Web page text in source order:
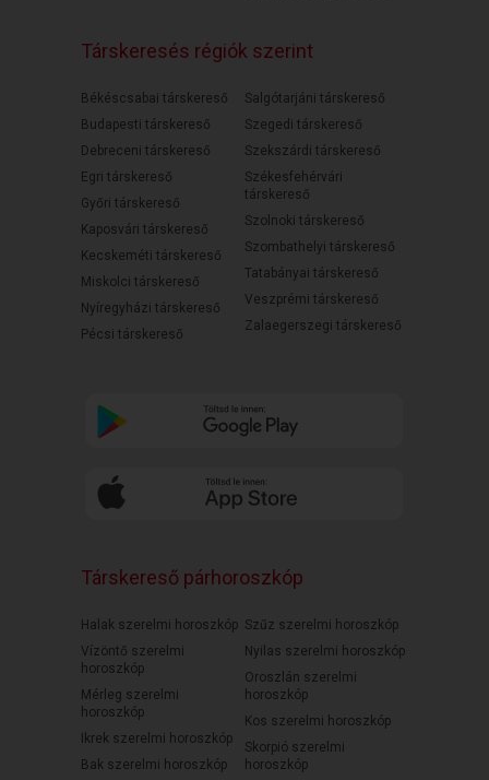
Társkeresés régiók szerint
Békéscsabai társkereső
Budapesti társkereső
Debreceni társkereső
Egri társkereső
Győri társkereső
Kaposvári társkereső
Kecskeméti társkereső
Miskolci társkereső
Nyíregyházi társkereső
Pécsi társkereső
Salgótarjáni társkereső
Szegedi társkereső
Szekszárdi társkereső
Székesfehérvári
társkereső
Szolnoki társkereső
Szombathelyi társkereső
Tatabányai társkereső
Veszprémi társkereső
Zalaegerszegi társkereső
Társkereső párhoroszkóp
Halak szerelmi horoszkóp
Vízöntő szerelmi
horoszkóp
Mérleg szerelmi
horoszkóp
Ikrek szerelmi horoszkóp
Bak szerelmi horoszkóp
Szűz szerelmi horoszkóp
Nyilas szerelmi horoszkóp
Oroszlán szerelmi
horoszkóp
Kos szerelmi horoszkóp
Skorpió szerelmi
horoszkóp